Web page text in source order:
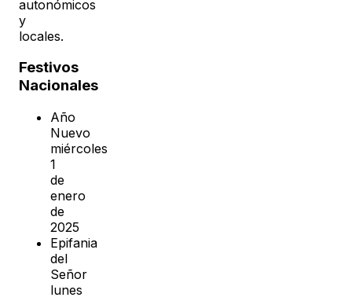
autonómicos
y
locales.
Festivos
Nacionales
Año
Nuevo
miércoles
1
de
enero
de
2025
Epifania
del
Señor
lunes